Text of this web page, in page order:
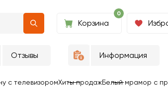
0
Корзина
Отзывы Информация
с телевизоромХиты продажБелый мрамор с